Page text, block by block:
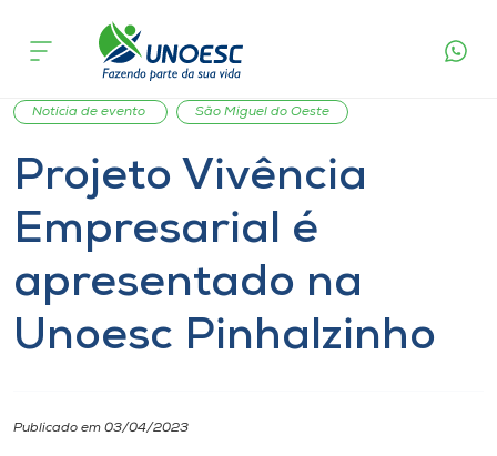
Cursos
Onde estamos
Pesquisa
Atendimento ao Estudante
Portal de Ensino
Unoesc
acontece
Ensino
Notícia de evento
São Miguel do Oeste
Projeto Vivência
Empresarial é
apresentado na
Unoesc Pinhalzinho
Publicado em 03/04/2023